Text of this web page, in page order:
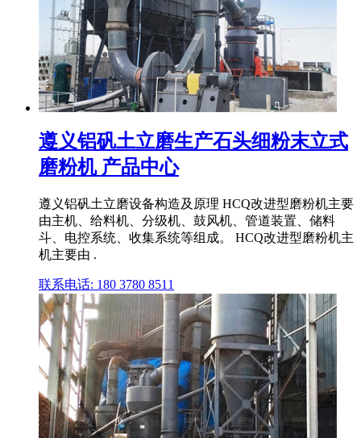
遵义铝矾土立磨生产石头细粉末立式
磨粉机 产品中心
遵义铝矾土立磨设备构造及原理 HCQ改进型磨粉机主要
由主机、给料机、分级机、鼓风机、管道装置、储料
斗、电控系统、收集系统等组成。 HCQ改进型磨粉机主
机主要由 .
联系电话: 180 3780 8511